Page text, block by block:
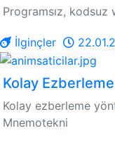
Programsız,
İlginçler
Kolay Ezberleme
Kolay ezberleme
Mnemotekni